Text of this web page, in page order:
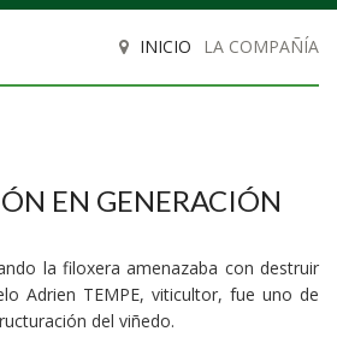
INICIO LA COMPAÑÍA
EN GENERACIÓN
la filoxera amenazaba con destruir
Adrien TEMPE, viticultor, fue uno de
del viñedo.